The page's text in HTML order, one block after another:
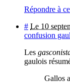
Répondre à
# Le 10
confusion
Les
gaulois
Gallos